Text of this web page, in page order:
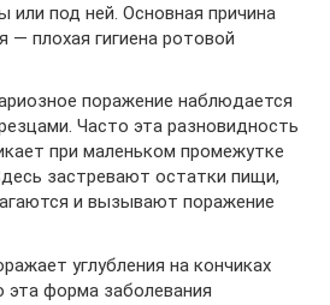
или под ней. Основная причина
— плохая гигиена ротовой
поражение наблюдается
Часто эта разновидность
при маленьком промежутке
застревают остатки пищи,
и вызывают поражение
углубления на кончиках
эта форма заболевания